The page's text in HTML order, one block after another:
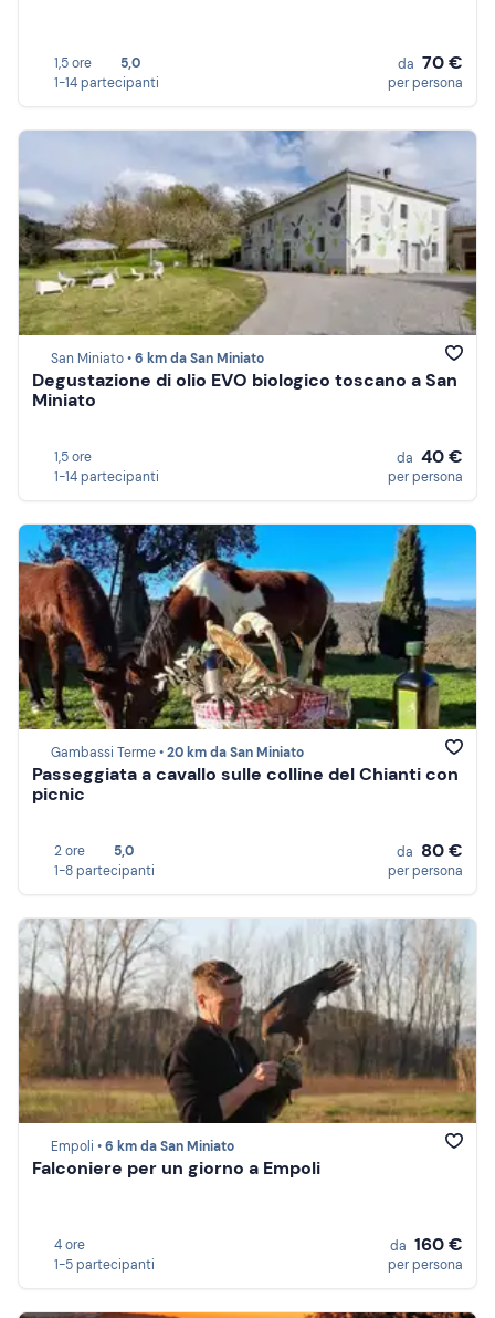
1,5 ore
5,0
1-14 partecipanti
da 70 €
per persona
San Miniato •6 km da San Miniato
Degustazione di olio EVO biologico toscano a San
Miniato
1,5 ore
1-14 partecipanti
da 40 €
per persona
Gambassi Terme •20 km da San Miniato
Passeggiata a cavallo sulle colline del Chianti con
picnic
2 ore
5,0
1-8 partecipanti
da 80 €
per persona
Empoli •6 km da San Miniato
Falconiere per un giorno a Empoli
4 ore
1-5 partecipanti
da 160 €
per persona